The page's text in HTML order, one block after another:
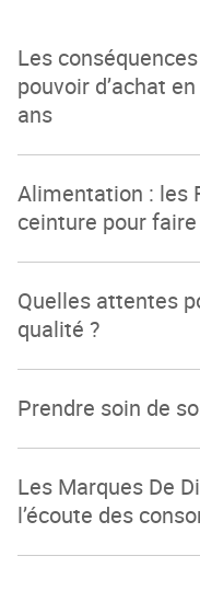
Les
pouvoir d’achat
ans
Alimentation : les
ceinture pour
Quelles attentes
qualité ?
Prendre soin de
Les Marques De
l’écoute des